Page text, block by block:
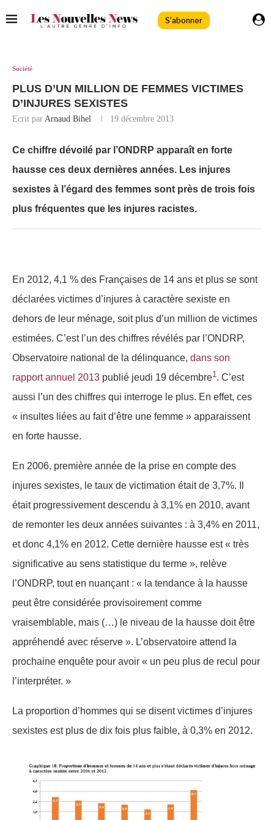
S'abonner
Société
PLUS D’UN MILLION DE FEMMES VICTIMES
D’INJURES SEXISTES
Ecrit par Arnaud Bihel 19 décembre 2013
Ce chiffre dévoilé par l’ONDRP apparaît en forte
hausse ces deux dernières années. Les injures
sexistes à l’égard des femmes sont près de trois fois
plus fréquentes que les injures racistes.
En 2012, 4,1 % des Françaises de 14 ans et plus se sont
déclarées victimes d’injures à caractère sexiste en
dehors de leur ménage, soit plus d’un million de victimes
estimées. C’est l’un des chiffres révélés par l’ONDRP,
Observatoire national de la délinquance, dans son
rapport annuel 2013 publié jeudi 19 décembre1. C’est
aussi l’un des chiffres qui interroge le plus. En effet, ces
« insultes liées au fait d’être une femme » apparaissent
en forte hausse.
En 2006, première année de la prise en compte des
injures sexistes, le taux de victimation était de 3,7%. Il
était progressivement descendu à 3,1% en 2010, avant
de remonter les deux années suivantes : à 3,4% en 2011,
et donc 4,1% en 2012. Cette dernière hausse est « très
significative au sens statistique du terme », relève
l’ONDRP, tout en nuançant : « la tendance à la hausse
peut être considérée provisoirement comme
vraisemblable, mais (…) le niveau de la hausse doit être
appréhendé avec réserve ». L’observatoire attend la
prochaine enquête pour avoir « un peu plus de recul pour
l’interpréter. »
La proportion d’hommes qui se disent victimes d’injures
sexistes est plus de dix fois plus faible, à 0,3% en 2012.